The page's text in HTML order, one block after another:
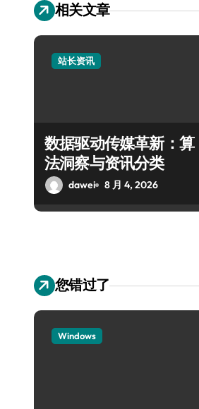
相关文章
站长资讯
数据驱动传媒革新：算
法洞察与资讯分类
dawei 8 月 4, 2026
您错过了
Windows